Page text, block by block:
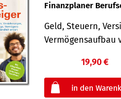
Finanzplaner
Geld, Steuern,
19,90 €